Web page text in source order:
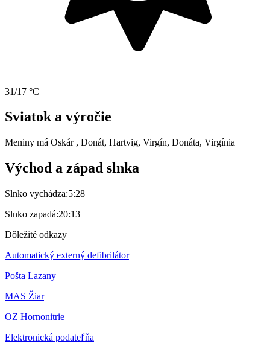
31/17 °C
Sviatok a výročie
Meniny má Oskár , Donát, Hartvig, Virgín, Donáta, Virgínia
Východ a západ slnka
Slnko vychádza:5:28
Slnko zapadá:20:13
Dôležité odkazy
Automatický externý defibrilátor
Pošta Lazany
MAS Žiar
OZ Hornonitrie
Elektronická podateľňa